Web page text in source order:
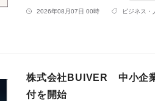
2026年08月07日 00時 ビジネス・
株式会社BUIVER 中小企
付を開始